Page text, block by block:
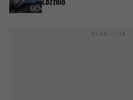
PUBBLICITÀ